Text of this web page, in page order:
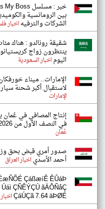
بين الرومانسية
الشركات والترفيهاخبار
شقيقة رونالدو : هناك
ينتظرون زواج
اليوماخبار السعودية
الإمارات.. ميناء
لاستقبال أكبر شحنة
الإمارات
في النصف الأول من 2026
عُمان
صدور أمري قبض بحق
أحمد الأسدياخبار العراق
ÇáßæíÊ ÊÛáÞ
ÇÑÊÝÇÚ ãÄÔÑåÇ
ÇáÚÇã 7.64 äÞØÉ